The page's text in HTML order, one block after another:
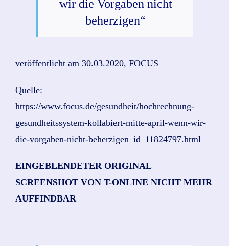
wir die Vorgaben nicht
beherzigen“
veröffentlicht am 30.03.2020, FOCUS
Quelle:
https://www.focus.de/gesundheit/hochrechnung-
gesundheitssystem-kollabiert-mitte-april-wenn-wir-
die-vorgaben-nicht-beherzigen_id_11824797.html
EINGEBLENDETER ORIGINAL
SCREENSHOT VON T-ONLINE NICHT MEHR
AUFFINDBAR